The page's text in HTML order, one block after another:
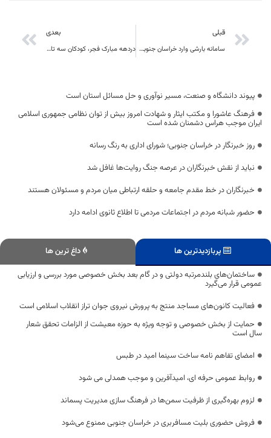
قبلی
سامانه بارشی وارد خراسان جنوبی می‌شود
بعدی
دردهه مبارک فجر، کودکان سه تاشش سال بطور رایگان در خراسان جنوبی غربالگری بینایی می گردند
پیوند دانشگاه و صنعت، مسیر نوآوری و حل مسائل استان است
فرهنگ عاشورا و مکتب ایثار و شهادت امروز بیش از توان نظامی جمهوری اسلامی
ایران موجب هراس دشمنان شده است
روز خبرنگار در خراسان جنوبی؛ شورای اداری به رنگ رسانه
نباید از نقش خبرنگاران در عرصه جنگ روایت‌ها غافل شد
خبرنگاران در خط مقدم جامعه و حلقه ارتباطی میان مردم و مسئولان هستند
حضور شبانه مردم در اجتماعات مردمی تا اطلاع ثانوی ادامه دارد
پربازدیدترین ها
داغ ترین ها
ساختمان‌های بلندمرتبه دولتی و در گام بعد بخش خصوصی مورد بررسی و ارزیابی
عمومی قرار می‌گیرد
فعالیت کانون‌های مساجد منتج به پرورش نیروی جوان تراز انقلاب اسلامی است
حمایت از بخش خصوصی و توجه ویژه به حوزه معیشت از الزامات تحقق شعار
سال است
امضای تفاهم نامه ساخت سینما امید در طبس
روابط عمومی حرفه ای، امیدآفرین و موجب همدلی می شود
لزوم بهره‌گیری از ظرفیت سمن‌ها در فرهنگ سازی مدیریت پسماند
فروش حضوری بلیت مسافربری در خراسان جنوبی ممنوع می‌شود